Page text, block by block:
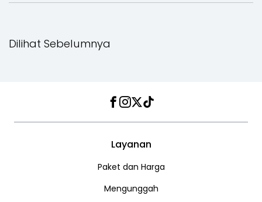
Dilihat Sebelumnya
Facebook
Instagram
Twitter
TikTok
Layanan
Paket dan Harga
Mengunggah